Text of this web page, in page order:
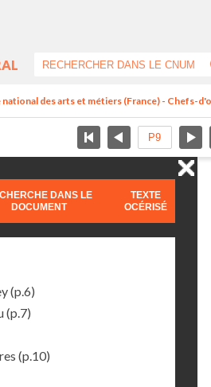
des arts et métiers (France) - Chefs-
DANS LE
DOCUMENT
TEXTE
OCÉRISÉ
(p.6)
(p.7)
(p.10)